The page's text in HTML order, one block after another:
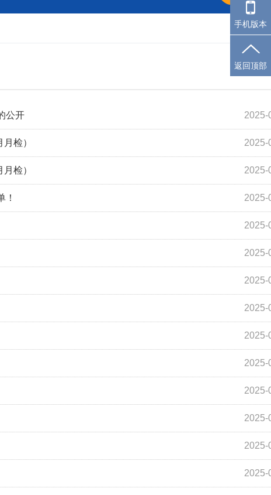
2025-
公开
2025-
检）
2025-
检）
2025-
！
2025-
2025-
2025-
2025-
2025-
2025-
2025-
2025-
2025-
2025-
手机版本
返回顶部